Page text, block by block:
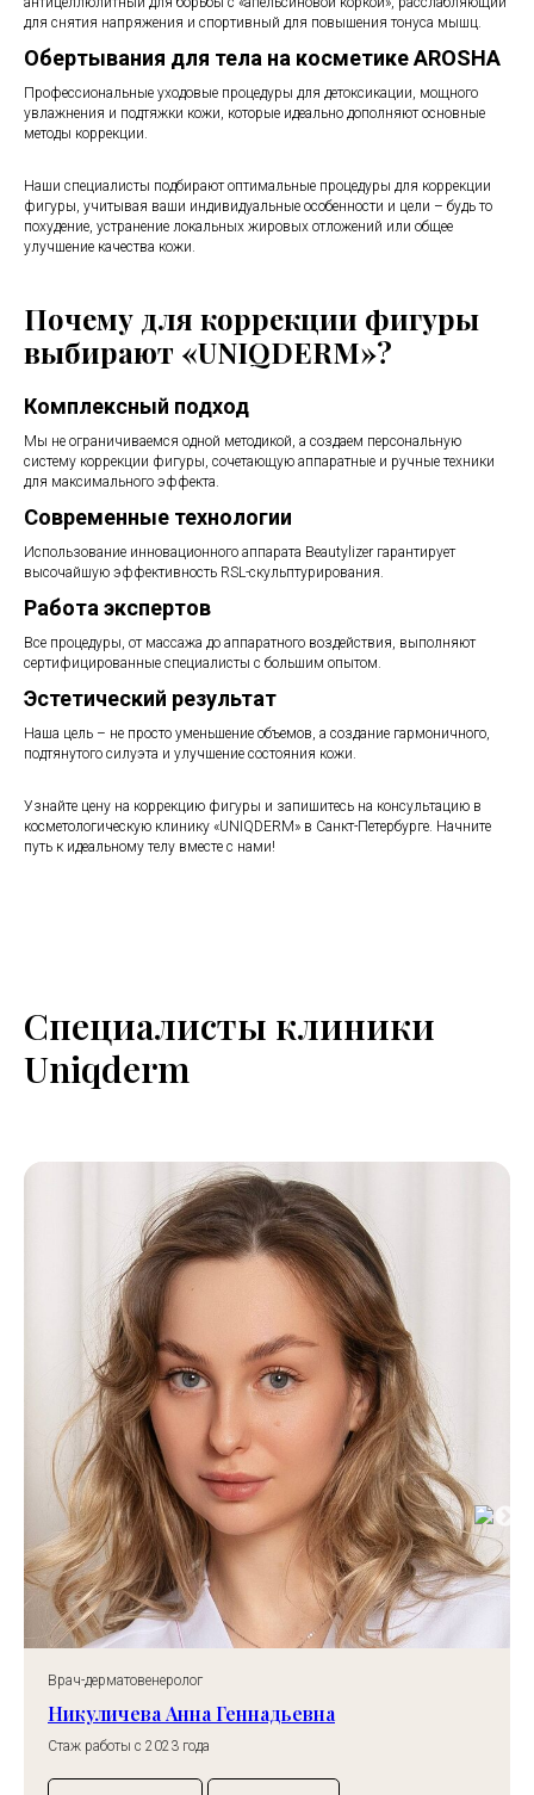
для снятия напряжения и спортивный для повышения тонуса мышц.
Обертывания для тела на косметике AROSHA
Профессиональные уходовые процедуры для детоксикации, мощного
увлажнения и подтяжки кожи, которые идеально дополняют основные
методы коррекции.
Наши специалисты подбирают оптимальные процедуры для коррекции
фигуры, учитывая ваши индивидуальные особенности и цели – будь то
похудение, устранение локальных жировых отложений или общее
улучшение качества кожи.
Почему для коррекции фигуры
выбирают «UNIQDERM»?
Комплексный подход
Мы не ограничиваемся одной методикой, а создаем персональную
систему коррекции фигуры, сочетающую аппаратные и ручные техники
для максимального эффекта.
Современные технологии
Использование инновационного аппарата Beautylizer гарантирует
высочайшую эффективность RSL-скульптурирования.
Работа экспертов
Все процедуры, от массажа до аппаратного воздействия, выполняют
сертифицированные специалисты с большим опытом.
Эстетический результат
Наша цель – не просто уменьшение объемов, а создание гармоничного,
подтянутого силуэта и улучшение состояния кожи.
Узнайте цену на коррекцию фигуры и запишитесь на консультацию в
косметологическую клинику «UNIQDERM» в Санкт-Петербурге. Начните
путь к идеальному телу вместе с нами!
Специалисты клиники
Uniqderm
Врач-дерматовенеролог
Никуличева Анна Геннадьевна
Стаж работы с 2023 года